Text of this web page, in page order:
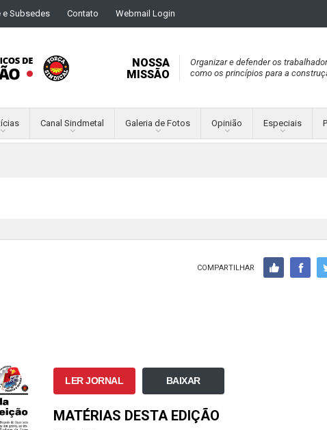
e Subsedes Contato Webmail Login
NOSSA
MISSÃO
Organizar e defender os
como os princípios para a
Canal Sindmetal Galeria de Fotos Opinião Especiais
COMPARTILHAR
LER JORNAL BAIXAR
MATÉRIAS DESTA EDIÇÃO